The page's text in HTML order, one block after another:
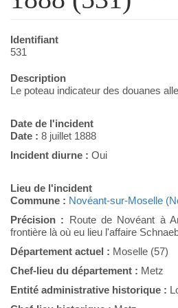
Identifiant
531
Description
Le poteau indicateur des douanes
Date de l'incident
Date : 8 juillet 1888
Incident diurne : Oui
Lieu de l'incident
Commune : Novéant-sur-Moselle
Précision :
Route de Novéant à
frontière là où eu lieu l'affaire
Département actuel : Moselle (57)
Chef-lieu du département : Metz
Entité administrative historique :